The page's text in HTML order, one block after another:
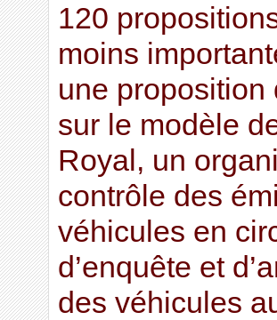
120
moins
une proposition
sur le modèle
Royal, un
contrôle des
véhicules en
d’enquête et
des véhicules